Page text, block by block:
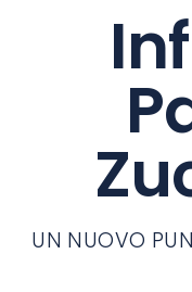
BLOG
CONTATTI
UN NUOVO